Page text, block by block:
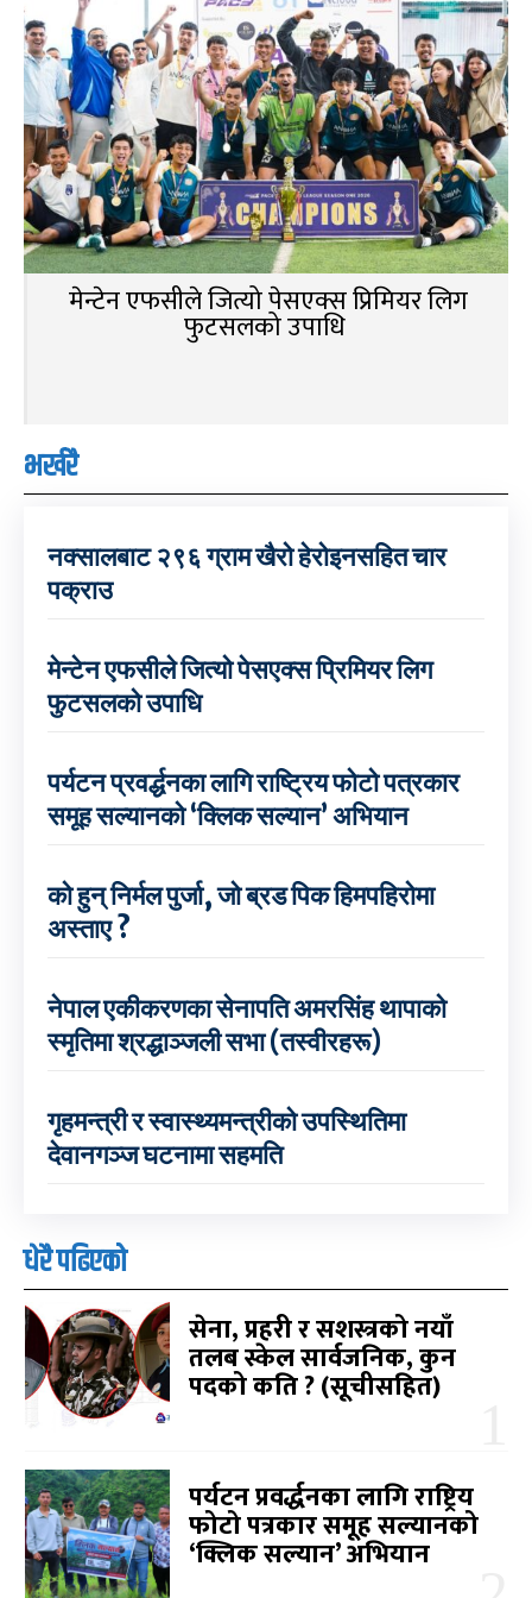
मेन्टेन एफसीले जित्यो पेसएक्स प्रिमियर लिग
फुटसलको उपाधि
भर्खरै
नक्सालबाट २९६ ग्राम खैरो हेरोइनसहित चार
पक्राउ
मेन्टेन एफसीले जित्यो पेसएक्स प्रिमियर लिग
फुटसलको उपाधि
पर्यटन प्रवर्द्धनका लागि राष्ट्रिय फोटो पत्रकार
समूह सल्यानको ‘क्लिक सल्यान’ अभियान
को हुन् निर्मल पुर्जा, जो ब्रड पिक हिमपहिरोमा
अस्ताए ?
नेपाल एकीकरणका सेनापति अमरसिंह थापाको
स्मृतिमा श्रद्धाञ्जली सभा (तस्वीरहरू)
गृहमन्त्री र स्वास्थ्यमन्त्रीको उपस्थितिमा
देवानगञ्ज घटनामा सहमति
धेरै पढिएको
सेना, प्रहरी र सशस्त्रको नयाँ
तलब स्केल सार्वजनिक, कुन
पदको कति ? (सूचीसहित)
पर्यटन प्रवर्द्धनका लागि राष्ट्रिय
फोटो पत्रकार समूह सल्यानको
‘क्लिक सल्यान’ अभियान